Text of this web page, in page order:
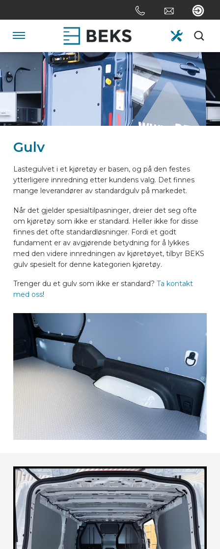
to
content
Jump
the
navigation
HOME
OM OSS
SKREDDERSYDD
BILMERKER
KONTAKT
KJØRETØYUTSTYR ONLINE
NO
Gulv
Lastegulvet i et kjøretøy er basen, og på den festes
ytterligere innredning etter kundens valg. Det finnes
mange leverandører av standardgulv på markedet.
Når det gjelder spesialtilpasninger, dreier det seg ofte
om kjøretøy som ikke er standard. Heller ikke for disse
finnes det ofte standardløsninger. Fordi et godt
fundament er av avgjørende betydning for å lykkes
med den videre innredningen av kjøretøyet, tilbyr BEKS
gulv spesielt for denne kategorien kjøretøy.
Trenger du et gulv som ikke er standard? Ta kontakt
med oss!